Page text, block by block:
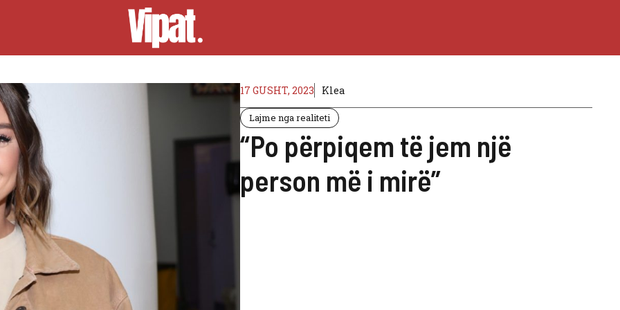
17 GUSHT, 2023 Klea
Lajme nga realiteti
“Po përpiqem të jem një
person më i mirë”